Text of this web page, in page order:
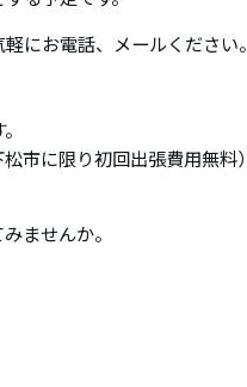
にお電話、メールください。
市に限り初回出張費用無料）
ませんか。